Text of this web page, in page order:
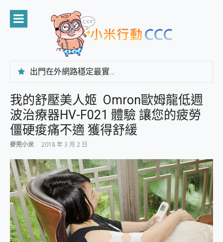
content
出門在外網路穩定最實在 「台灣大哥大」榮獲 4G/5G 在線率全球 NO.3 全台第一與全台六冠王實測心得，走到哪順到哪！
CP 值天花板~ Bongcom BS5 足球君開箱~ 短焦投影機 3千元就能擁有！ 折扣碼在這～
專為 PC上的 XBOX和掌機設計的 FireCuda X1070 SSD 固態硬碟開箱 評測
台灣製攝影機在這裡，100%全無線設計 SpotCam Solo Eco 太陽能防水雲端攝影機 SpotCam Solo 3 2.5K高畫質戶外攝影機 開箱 評測
電力超超超持久 MSI 微星 Prestige 14 AI+ D3MG-031TW 14吋 開箱評價，AI輕薄商務筆電 Copilot+ PC
超懂拍、耐用 AI 街拍機~ realme 16 Pro 開箱評價~ 2 億畫素 LumaColor 影像、持久續航與 IP69K 高防護
AI 支付 一錶搞定大小事 Xiaomi Watch 5 開箱 評測
超驚艷 讓人一眼就愛上 LENOVO 聯想 Yoga Book 9 14吋 AI輕薄筆電 開箱 評測
美到讓人超想擁有 moto pad 60 系列 與 Moto | Swarovski razr 60 冰藍限定版本 開箱 評測
好用的 EaseUS Partition Master 讓您輕鬆的移除與格式化有防寫保護的隨身碟或SD卡
一鍵修復模糊影片、舊照的 AI 好幫手! VideoProc Converter AI 新版全解析 × 年末優惠，一篇全看懂
小朋友才做選擇 投影機 RGB藍牙音響 氛圍情境燈 我通通都要！ Starfish 2 幻彩膠囊投影機｜結合「 智慧投影 & 煥彩流動 」的沈浸式生活新體驗
外型超吸晴~ 給您絕佳操控體驗 GravaStar Mercury K1 系列 異星機械鍵盤與 Mercury X 系列 輕量無線電競滑鼠 開箱 評測
開箱~變身「蜘蛛人」椅子軍師！MSI MPG 491CQP QD-OLED 超寬曲面電競螢幕，多工辦公、爽度滿滿的終極桌面體驗
我的舒壓美人姬 Omron歐姆龍低週
波治療器HV-F021 體驗 讓您的疲勞
僵硬痠痛不適 獲得舒緩
麥兜小米 2018 年 3 月 2 日